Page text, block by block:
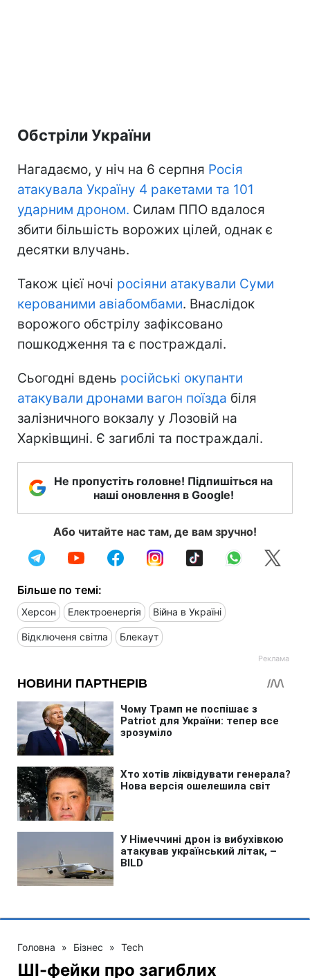
Обстріли України
Нагадаємо, у ніч на 6 серпня Росія
атакувала Україну 4 ракетами та 101
ударним дроном. Силам ППО вдалося
збити більшість ворожих цілей, однак є
десятки влучань.
Також цієї ночі росіяни атакували Суми
керованими авіабомбами. Внаслідок
ворожого обстрілу зафіксовано
пошкодження та є постраждалі.
Сьогодні вдень російські окупанти
атакували дронами вагон поїзда біля
залізничного вокзалу у Лозовій на
Харківщині. Є загиблі та постраждалі.
Не пропустіть головне! Підпишіться на
наші оновлення в Google!
Або читайте нас там, де вам зручно!
Більше по темі:
Херсон Електроенергія Війна в Україні
Відключеня світла Блекаут
Головна » Бізнес » Tech
ШІ-фейки про загиблих